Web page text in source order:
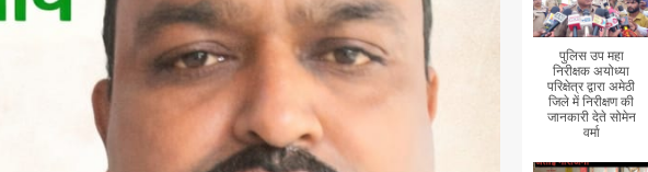
पुलिस उप महा
निरीक्षक अयोध्या
परिक्षेत्र द्वारा अमेठी
जिले में निरीक्षण की
जानकारी देते सोमेन
वर्मा